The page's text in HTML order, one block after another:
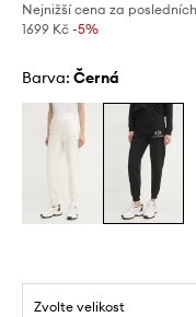
Nejnižší cena za
1699 Kč -5%
Barva: černá
Zvolte velikost